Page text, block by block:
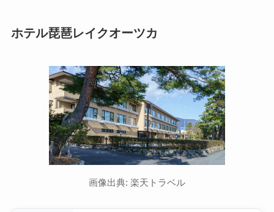
ホテル琵琶レイクオーツカ
画像出典: 楽天トラベル